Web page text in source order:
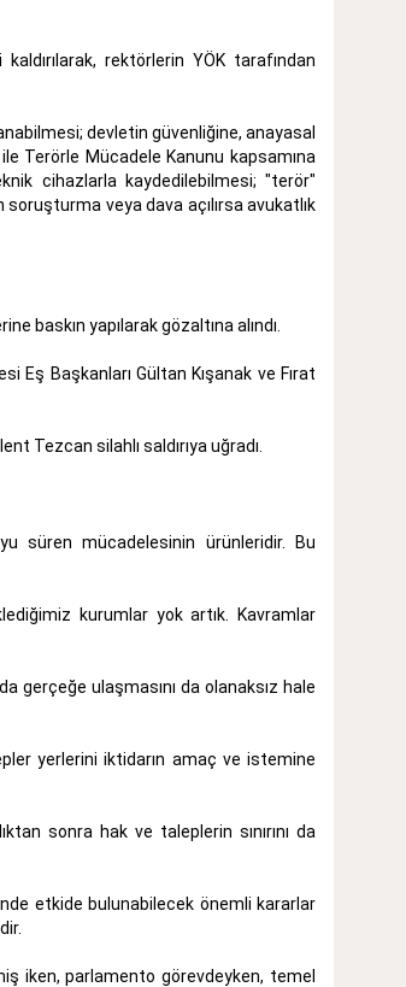
rektörlerin YÖK tarafından
devletin güvenliğine, anayasal
Terörle Mücadele Kanunu kapsamına
cihazlarla kaydedilebilmesi; "terör"
soruşturma veya dava açılırsa avukatlık
baskın yapılarak gözaltına alındı.
Eş Başkanları Gültan Kışanak ve Fırat
Tezcan silahlı saldırıya uğradı.
süren mücadelesinin ürünleridir. Bu
kurumlar yok artık. Kavramlar
gerçeğe ulaşmasını da olanaksız hale
yerlerini iktidarın amaç ve istemine
sonra hak ve taleplerin sınırını da
etkide bulunabilecek önemli kararlar
iken, parlamento görevdeyken, temel